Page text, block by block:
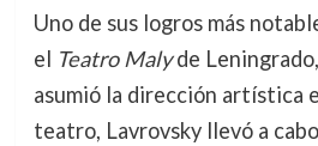
Uno de sus logros más
el Teatro Malyde
asumió la dirección artística
teatro, Lavrovsky llevó a